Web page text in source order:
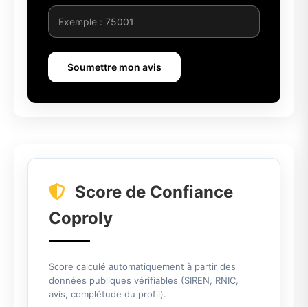
Soumettre mon avis
Score de Confiance
Coproly
Score calculé automatiquement à partir des
données publiques vérifiables (SIREN, RNIC,
avis, complétude du profil).